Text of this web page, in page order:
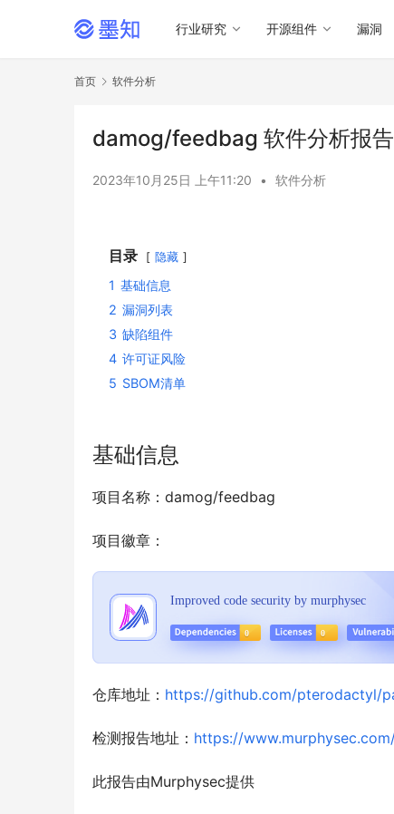
行业研究 开源组件 漏洞
首页 软件分析
damog/feedbag 软件分析报告
2023年10月25日 上午11:20 • 软件分析
目录 隐藏
1 基础信息
2 漏洞列表
3 缺陷组件
4 许可证风险
5 SBOM清单
基础信息
项目名称：damog/feedbag
项目徽章：
仓库地址： https://github.com/pterodactyl/
检测报告地址： https://
此报告由Murphysec提供